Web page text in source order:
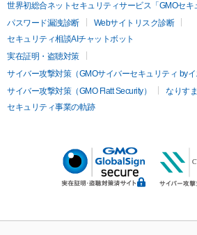
世界初総合ネットセキュリティサービス「GMOセキ
パスワード漏洩診断
Webサイトリスク診断
セキュリティ相談AIチャットボット
実在証明・盗聴対策
サイバー攻撃対策（GMOサイバーセキュリティ byイ
サイバー攻撃対策（GMO Flatt Security）
なりす
セキュリティ事業の軌跡